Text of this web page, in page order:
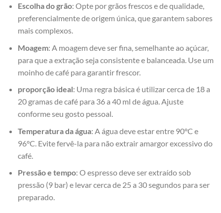
Escolha do grão: Opte ⁣por grãos frescos e de qualidade,
preferencialmente de origem única, que garantem sabores
mais complexos.
Moagem: A​ moagem ⁢deve‍ ser fina, semelhante ao açúcar,
para que a extração seja consistente e balanceada. Use um
moinho de café para garantir frescor.
proporção ideal: Uma regra básica é utilizar cerca de 18 a
20 gramas de café para 36 a 40 ml de água. Ajuste⁤
conforme seu gosto pessoal.
Temperatura⁣ da água: A água deve estar ‍entre‍ 90°C e
96°C. Evite fervê-la para⁣ não ‍extrair amargor excessivo do
café.
Pressão e tempo: O espresso deve ser extraído sob
pressão (9⁣ bar) ​e levar cerca‌ de 25 a 30 ‍segundos para ser
‌preparado.